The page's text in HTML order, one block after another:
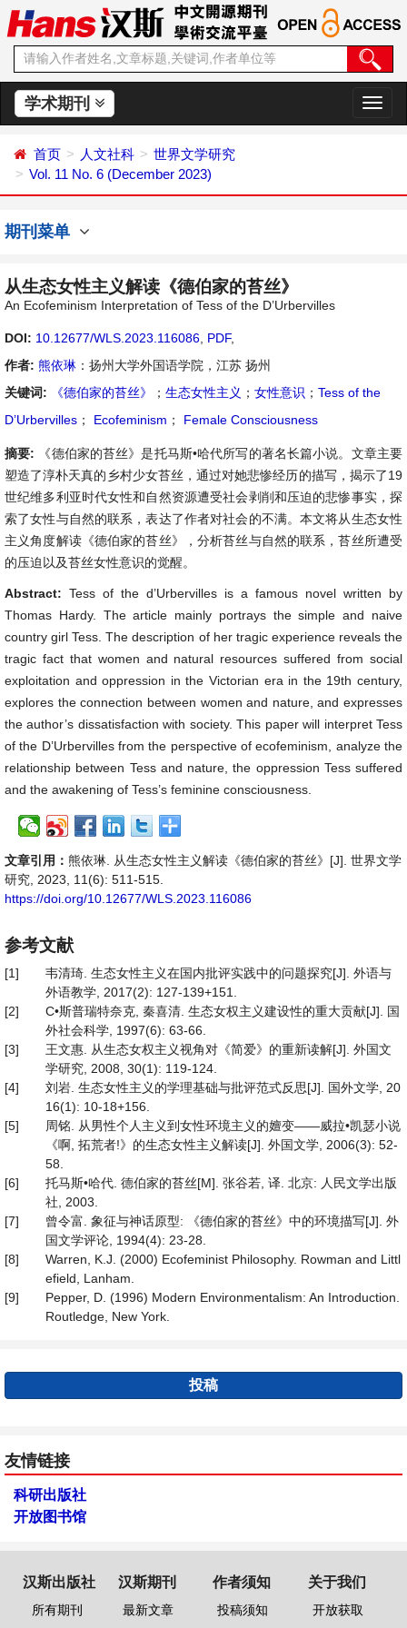
学术期刊
切
换
首页 人文社科
世界文学研究
Vol. 11 No. 6 (December 2023)
期刊菜单
从生态女性主义解读《德伯家的苔丝》
An Ecofeminism Interpretation of Tess of the D’Urbervilles
DOI: 10.12677/WLS.2023.116086 PDF,
作者: 熊依琳 ：扬州大学外国语学院，江苏 扬州
关键词:
《德伯家的苔丝》 ； 生态女性主义 ； 女性意识 ； Tess of the
D’Urbervilles ； Ecofeminism ； Female Consciousness
摘要:
《德伯家的苔丝》是托马斯•哈代所写的著名长篇小说。文章主要
塑造了淳朴天真的乡村少女苔丝，通过对她悲惨经历的描写，揭示了19
世纪维多利亚时代女性和自然资源遭受社会剥削和压迫的悲惨事实，探
索了女性与自然的联系，表达了作者对社会的不满。本文将从生态女性
主义角度解读《德伯家的苔丝》，分析苔丝与自然的联系，苔丝所遭受
的压迫以及苔丝女性意识的觉醒。
Abstract: Tess of the d’Urbervilles is a famous novel written by
Thomas Hardy. The article mainly portrays the simple and naive
country girl Tess. The description of her tragic experience reveals the
tragic fact that women and natural resources suffered from social
exploitation and oppression in the Victorian era in the 19th century,
explores the connection between women and nature, and expresses
the author’s dissatisfaction with society. This paper will interpret Tess
of the D’Urbervilles from the perspective of ecofeminism, analyze the
relationship between Tess and nature, the oppression Tess suffered
and the awakening of Tess’s feminine consciousness.
文章引用： 熊依琳. 从生态女性主义解读《德伯家的苔丝》[J]. 世界文学
研究, 2023, 11(6): 511-515.
https://doi.org/10.12677/WLS.2023.116086
参考文献
[1]
韦清琦. 生态女性主义在国内批评实践中的问题探究[J]. 外语与
外语教学, 2017(2): 127-139+151.
[2]
C•斯普瑞特奈克, 秦喜清. 生态女权主义建设性的重大贡献[J]. 国
外社会科学, 1997(6): 63-66.
[3]
王文惠. 从生态女权主义视角对《简爱》的重新读解[J]. 外国文
学研究, 2008, 30(1): 119-124.
[4]
刘岩. 生态女性主义的学理基础与批评范式反思[J]. 国外文学, 20
16(1): 10-18+156.
[5]
周铭. 从男性个人主义到女性环境主义的嬗变——威拉•凯瑟小说
《啊, 拓荒者!》的生态女性主义解读[J]. 外国文学, 2006(3): 52-
58.
[6]
托马斯•哈代. 德伯家的苔丝[M]. 张谷若, 译. 北京: 人民文学出版
社, 2003.
[7]
曾令富. 象征与神话原型: 《德伯家的苔丝》中的环境描写[J]. 外
国文学评论, 1994(4): 23-28.
[8]
Warren, K.J. (2000) Ecofeminist Philosophy. Rowman and Littl
efield, Lanham.
[9]
Pepper, D. (1996) Modern Environmentalism: An Introduction.
Routledge, New York.
投稿
友情链接
科研出版社
开放图书馆
汉斯出版社
所有期刊
汉斯期刊
最新文章
作者须知
投稿须知
关于我们
开放获取